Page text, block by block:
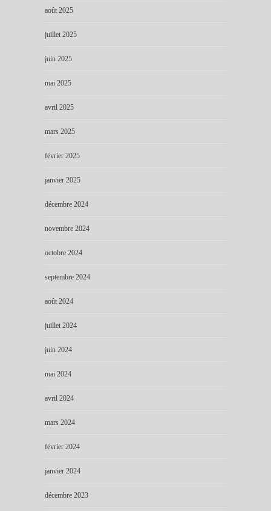
août 2025
juillet 2025
juin 2025
mai 2025
avril 2025
mars 2025
février 2025
janvier 2025
décembre 2024
novembre 2024
octobre 2024
septembre 2024
août 2024
juillet 2024
juin 2024
mai 2024
avril 2024
mars 2024
février 2024
janvier 2024
décembre 2023